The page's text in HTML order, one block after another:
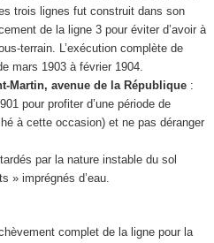
trois lignes fut construit dans son
de la ligne 3 pour éviter d’avoir à
terrain. L’exécution complète de
mars 1903 à février 1904.
Martin, avenue de la République :
pour profiter d’une période de
à cette occasion) et ne pas déranger
par la nature instable du sol
» imprégnés d’eau.
complet de la ligne pour la